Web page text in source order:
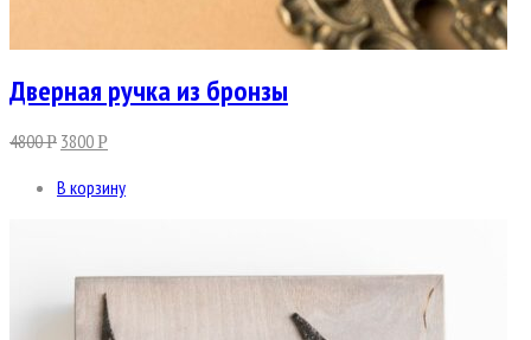
Дверная ручка из бронзы
4800Р 3800Р
В корзину